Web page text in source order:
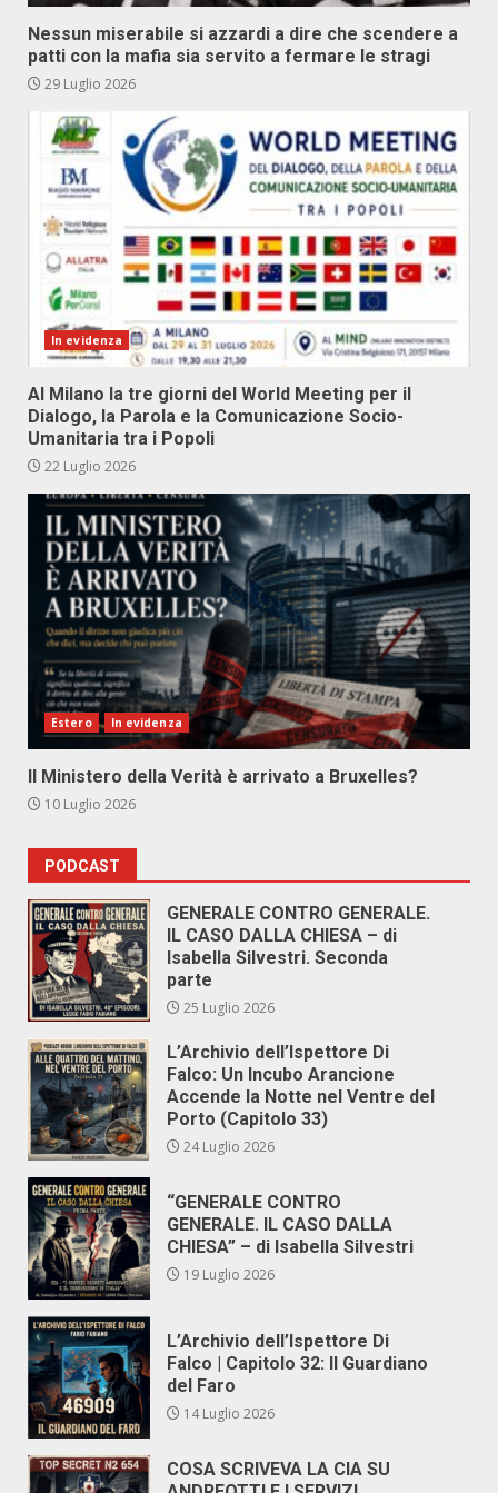
Nessun miserabile si azzardi a dire che scendere a
patti con la mafia sia servito a fermare le stragi
29 Luglio 2026
In evidenza
Al Milano la tre giorni del World Meeting per il
Dialogo, la Parola e la Comunicazione Socio-
Umanitaria tra i Popoli
22 Luglio 2026
Estero In evidenza
Il Ministero della Verità è arrivato a Bruxelles?
10 Luglio 2026
PODCAST
GENERALE CONTRO GENERALE.
IL CASO DALLA CHIESA – di
Isabella Silvestri. Seconda
parte
25 Luglio 2026
L’Archivio dell’Ispettore Di
Falco: Un Incubo Arancione
Accende la Notte nel Ventre del
Porto (Capitolo 33)
24 Luglio 2026
“GENERALE CONTRO
GENERALE. IL CASO DALLA
CHIESA” – di Isabella Silvestri
19 Luglio 2026
L’Archivio dell’Ispettore Di
Falco | Capitolo 32: Il Guardiano
del Faro
14 Luglio 2026
COSA SCRIVEVA LA CIA SU